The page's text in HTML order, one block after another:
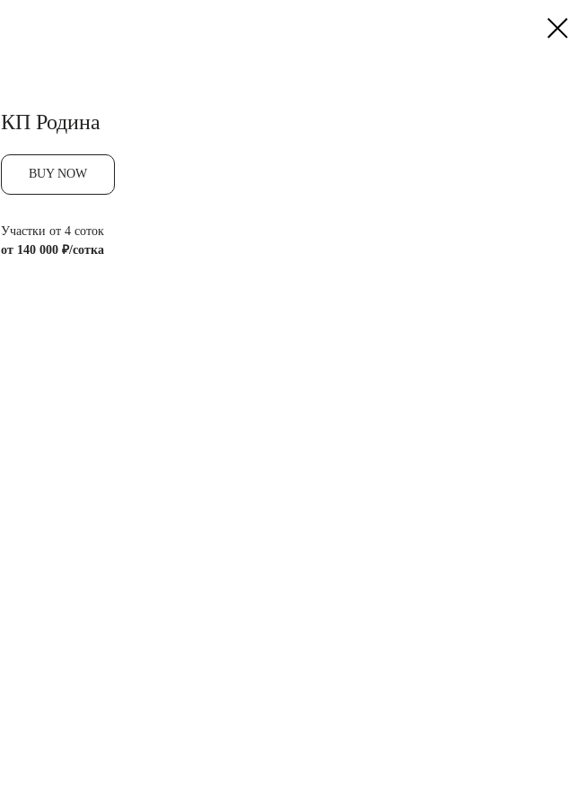
КП Родина
BUY NOW
Участки от 4 соток
от 140 000 ₽/сотка